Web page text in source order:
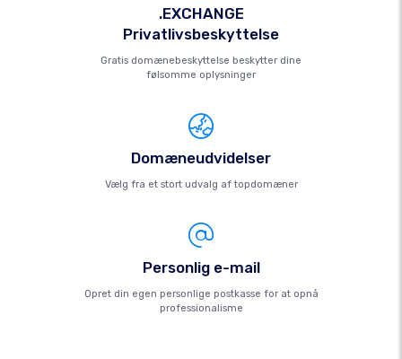
.EXCHANGE
Privatlivsbeskyttelse
Gratis domænebeskyttelse beskytter dine
følsomme oplysninger
Domæneudvidelser
Vælg fra et stort udvalg af topdomæner
Personlig e-mail
Opret din egen personlige postkasse for at opnå
professionalisme